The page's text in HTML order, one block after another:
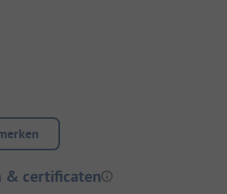
& certificaten